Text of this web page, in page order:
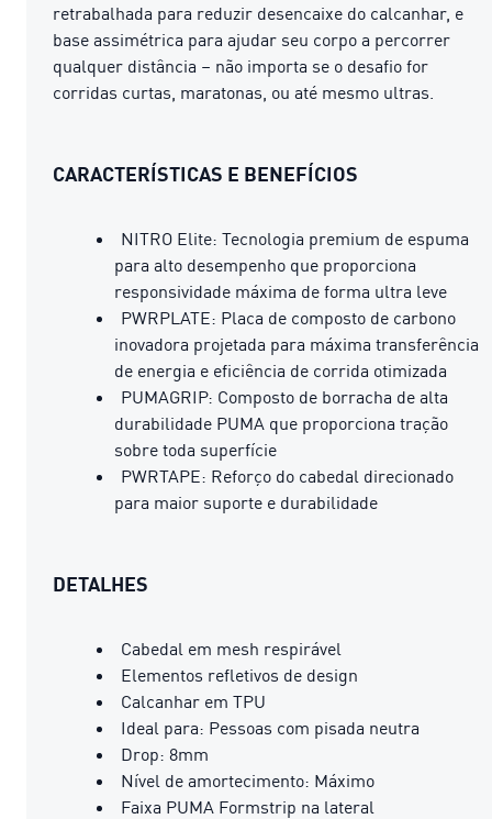
retrabalhada para reduzir desencaixe do calcanhar, e
base assimétrica para ajudar seu corpo a percorrer
qualquer distância – não importa se o desafio for
corridas curtas, maratonas, ou até mesmo ultras.
CARACTERÍSTICAS E BENEFÍCIOS
NITRO Elite: Tecnologia premium de espuma
para alto desempenho que proporciona
responsividade máxima de forma ultra leve
PWRPLATE: Placa de composto de carbono
inovadora projetada para máxima transferência
de energia e eficiência de corrida otimizada
PUMAGRIP: Composto de borracha de alta
durabilidade PUMA que proporciona tração
sobre toda superfície
PWRTAPE: Reforço do cabedal direcionado
para maior suporte e durabilidade
DETALHES
Cabedal em mesh respirável
Elementos refletivos de design
Calcanhar em TPU
Ideal para: Pessoas com pisada neutra
Drop: 8mm
Nível de amortecimento: Máximo
Faixa PUMA Formstrip na lateral